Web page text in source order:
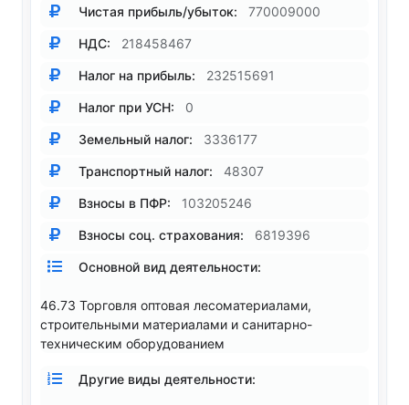
Чистая прибыль/убыток: 770009000
НДС: 218458467
Налог на прибыль: 232515691
Налог при УСН: 0
Земельный налог: 3336177
Транспортный налог: 48307
Взносы в ПФР: 103205246
Взносы соц. страхования: 6819396
Основной вид деятельности:
46.73 Торговля оптовая лесоматериалами,
строительными материалами и санитарно-
техническим оборудованием
Другие виды деятельности: